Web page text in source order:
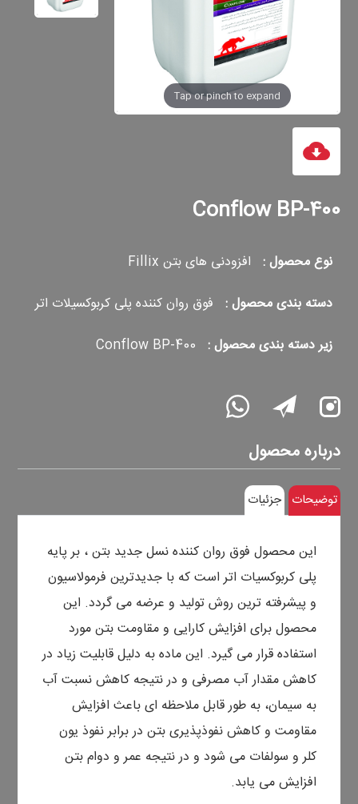
Tap or pinch to expand
Conflow BP-400
نوع محصول : افزودنی های بتن Fillix
دسته بندی محصول : فوق روان کننده پلی کربوکسیلات اتر
زیر دسته بندی محصول : Conflow BP-400
درباره محصول
توضیحات جزئیات
این محصول فوق روان کننده نسل جدید بتن ، بر پایه
پلی کربوکسیات اتر است که با جدیدترین فرمولاسیون
و پیشرفته ترین روش تولید و عرضه می گردد. این
محصول برای افزایش کارایی و مقاومت بتن مورد
استفاده قرار می گیرد. این ماده به دلیل قابلیت زیاد در
کاهش مقدار آب مصرفی و در نتیجه کاهش نسبت آب
به سیمان، به طور قابل ملاحظه ای باعث افزایش
مقاومت و کاهش نفوذپذیری بتن در برابر نفوذ یون
کلر و سولفات می شود و در نتیجه عمر و دوام بتن
افزایش می یابد.